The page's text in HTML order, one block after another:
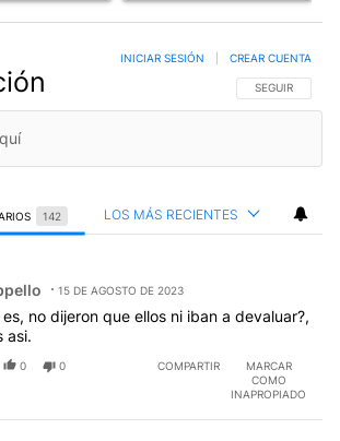
SIGA ESTA
SEGUIR
INICIAR SESIÓN CREAR CUENTA
142 LOS MÁS RECIENTES
15 DE AGOSTO DE 2023
no dijeron que ellos ni iban a devaluar?,
asi.
0 0 COMPARTIR
MARCAR
COMO
INAPROPIADO